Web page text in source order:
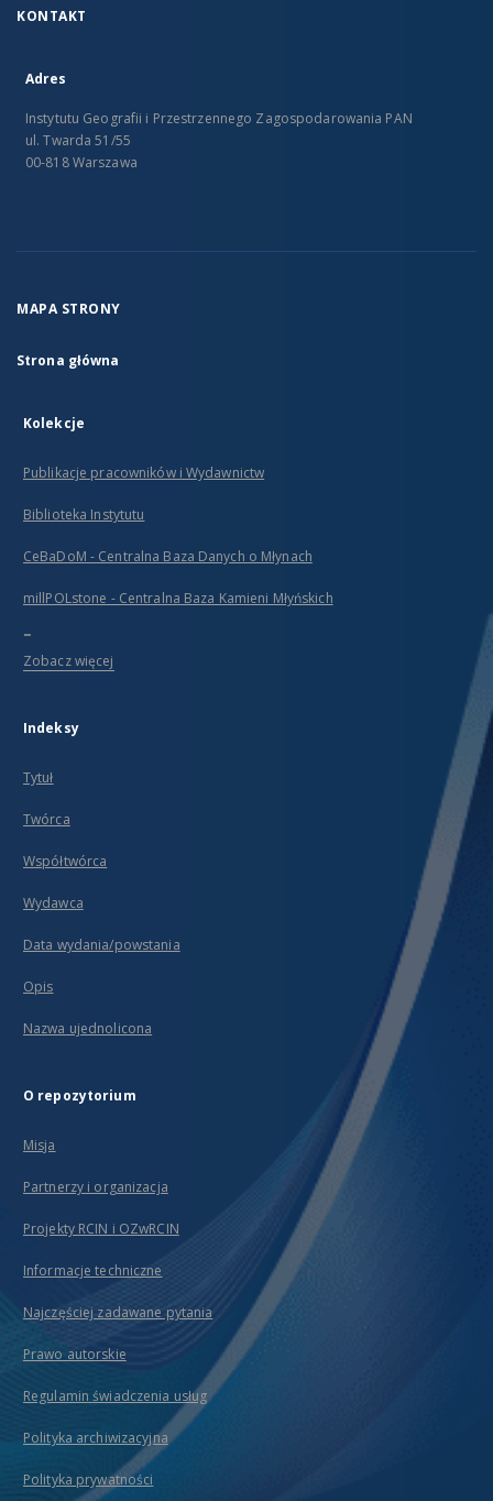
KONTAKT
Adres
Instytutu Geografii i Przestrzennego Zagospodarowania PAN
ul. Twarda 51/55
00-818 Warszawa
MAPA STRONY
Strona główna
Kolekcje
Publikacje pracowników i Wydawnictw
Biblioteka Instytutu
CeBaDoM - Centralna Baza Danych o Młynach
millPOLstone - Centralna Baza Kamieni Młyńskich
...
Zobacz więcej
Indeksy
Tytuł
Twórca
Współtwórca
Wydawca
Data wydania/powstania
Opis
Nazwa ujednolicona
O repozytorium
Misja
Partnerzy i organizacja
Projekty RCIN i OZwRCIN
Informacje techniczne
Najczęściej zadawane pytania
Prawo autorskie
Regulamin świadczenia usług
Polityka archiwizacyjna
Polityka prywatności